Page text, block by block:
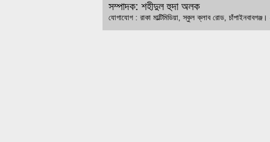
সম্পাদক: শহীদুল হুদা অলক
যোগাযোগ : রাকা মাল্টিমিডিয়া, স্কুল ক্লাব রোড,